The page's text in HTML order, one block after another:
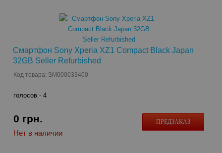
Смартфон Sony Xperia XZ1 Compact Black Japan
32GB Seller Refurbished
Код товара: SM000033400
голосов - 4
0 грн.
Нет в наличии
ПРЕДЗАКАЗ